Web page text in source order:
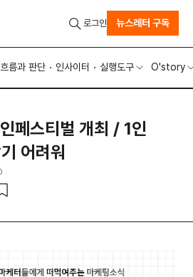
흐름과 판단 인사이터 실행도구 O'story
로그인 뉴스레터 구독
페스티벌 개최 / 1인
어려워